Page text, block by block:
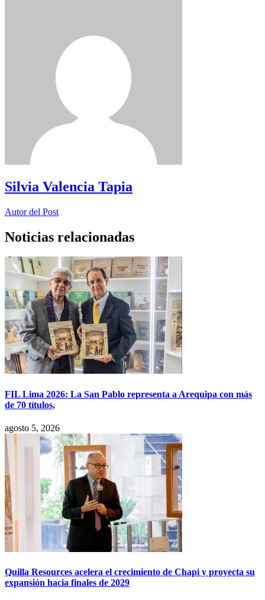
Silvia Valencia Tapia
Autor del Post
Noticias relacionadas
FIL Lima 2026: La San Pablo representa a Arequipa con más
de 70 títulos,
agosto 5, 2026
Quilla Resources acelera el crecimiento de Chapi y proyecta su
expansión hacia finales de 2029